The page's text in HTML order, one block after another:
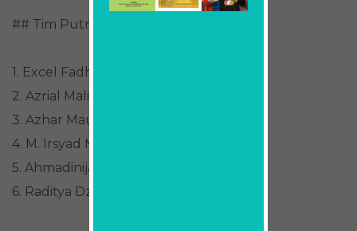
## Tim Putra
1. Excel Fadhil Muhammad (X.6)
2. Azrial Maliq Prawindra (X.6)
3. Azhar Maulana R. (XI.7)
4. M. Irsyad Maulana (X.6)
5. Ahmadinijad (X.6)
6. Raditya Dzikrilla Arsyadilova (X.6)